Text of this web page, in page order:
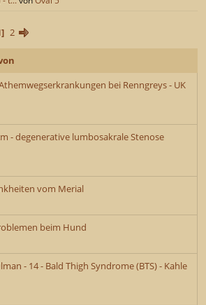
2
bei Renngreys - UK
- degenerative lumbosakrale Stenose
vom Merial
beim Hund
- 14 - Bald Thigh Syndrome (BTS) - Kahle